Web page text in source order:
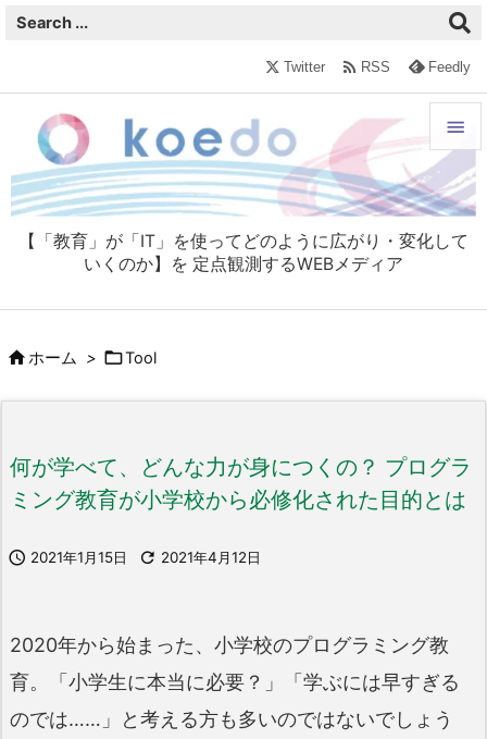
【「教育」が「IT」を使ってどのように広がり・変化して
いくのか】を 定点観測するWEBメディア


メニュ

Twitter  RSS Feedly
ホーム > Tool
何が学べて、どんな力が身につくの？ プログラ
ミング教育が小学校から必修化された目的とは
 2021年1月15日  2021年4月12日
2020年から始まった、小学校のプログラミング教
育。「小学生に本当に必要？」「学ぶには早すぎる
のでは……」と考える方も多いのではないでしょう